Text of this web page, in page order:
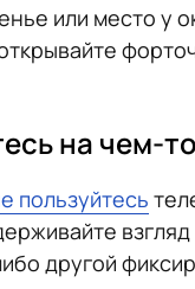
или место у
на чем-
пользуйтесь
взгляд
другой